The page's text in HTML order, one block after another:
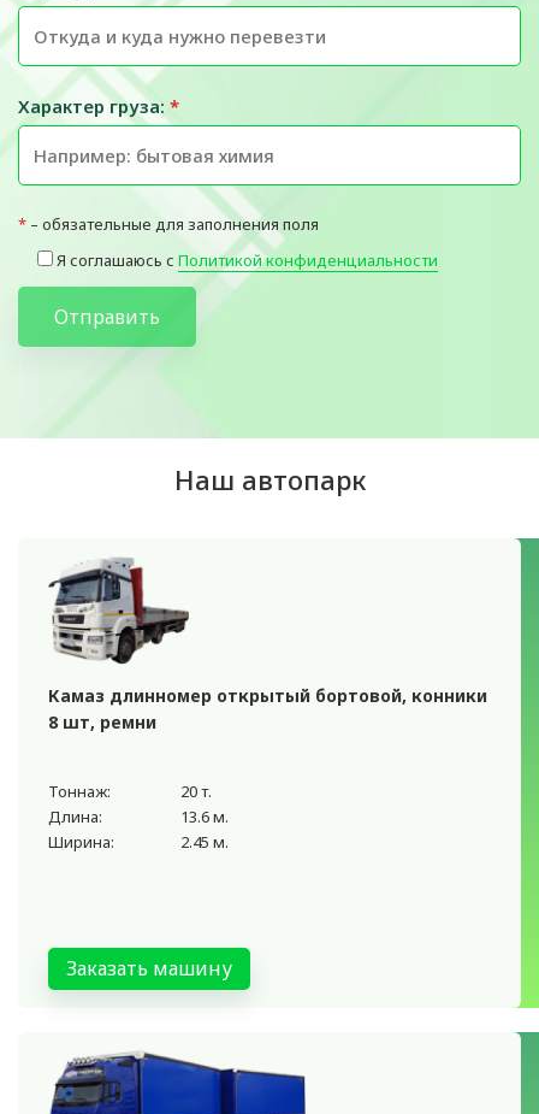
Характер груза: *
* – обязательные для заполнения поля
Я соглашаюсь с Политикой конфиденциальности
Отправить
Наш автопарк
Камаз длинномер открытый бортовой, конники
8 шт, ремни
Тоннаж:
20 т.
Длина:
13.6 м.
Ширина:
2.45 м.
Заказать машину